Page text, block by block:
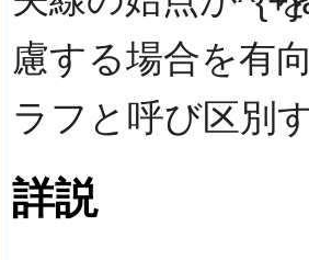
慮する場合を有
ラフと呼び区別
詳説